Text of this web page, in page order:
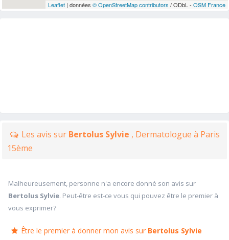
Leaflet| données © OpenStreetMap contributors / ODbL - OSM France
Les avis sur Bertolus Sylvie , Dermatologue à Paris
15ème
Malheureusement, personne n'a encore donné son avis sur
Bertolus Sylvie. Peut-être est-ce vous qui pouvez être le premier à
vous exprimer?
Être le premier à donner mon avis sur Bertolus Sylvie